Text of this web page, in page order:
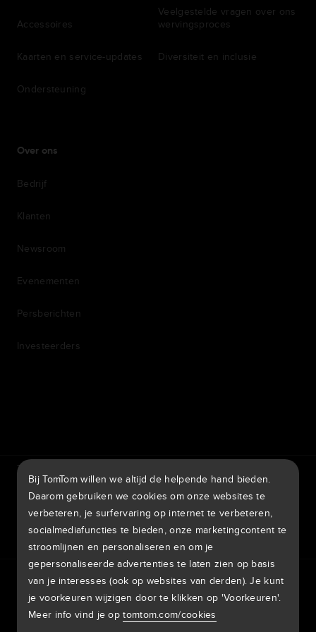
Accessoires
Kaarten en service-updates
Ondersteuning
Veelgestelde vragen over ons
wervingsproces
Diversiteit en inclusie
Over ons
Bedrijf
Klanten
Newsroom
Evenementen
Persberichten
Investeerders
TomTom Traffic Index
TomTom Move Portal TomTom Suppliers
Europa
België | Nederlands
Belgique | Français
PrivacybeleidJuridische informatieGebruik van je gegevens
CookiesMeld kwetsbaarhedenMeld een kaartaanpassing
Impressum
Bij TomTom willen we altijd de helpende hand bieden.
Daarom gebruiken we cookies om onze websites te
verbeteren, je surfervaring op internet te verbeteren,
socialmediafuncties te bieden, onze marketingcontent te
stroomlijnen en personaliseren en om je
gepersonaliseerde advertenties te laten zien op basis
van je interesses (ook op websites van derden). Je kunt
je voorkeuren wijzigen door te klikken op 'Voorkeuren'.
Meer info vind je optomtom.com/cookies